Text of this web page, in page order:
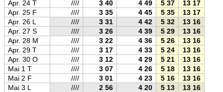
Apr. 24 T
//// 3 40 4 49 5 37 13 17
Apr. 25 F
//// 3 35 4 45 5 35 13 17
Apr. 26 L
//// 3 31 4 42 5 32 13 16
Apr. 27 S
//// 3 26 4 39 5 29 13 16
Apr. 28 M
//// 3 22 4 36 5 26 13 16
Apr. 29 T
//// 3 17 4 33 5 24 13 16
Apr. 30 O
//// 3 12 4 29 5 21 13 16
Mai 1 T
//// 3 07 4 26 5 18 13 16
Mai 2 F
//// 3 01 4 23 5 16 13 16
Mai 3 L
//// 2 56 4 20 5 13 13 16